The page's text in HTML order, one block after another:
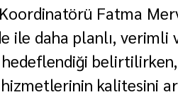
Fatma
ile daha planlı, verimli
kalitesini